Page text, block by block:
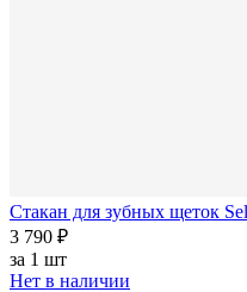
Стакан для зубных щеток
3 790 ₽
за 1 шт
Нет в наличии